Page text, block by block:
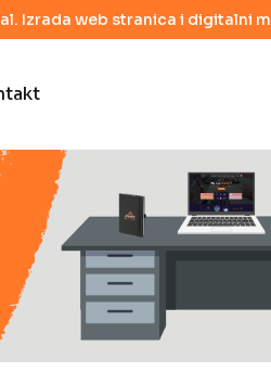
Izrada web stranica i digitalni